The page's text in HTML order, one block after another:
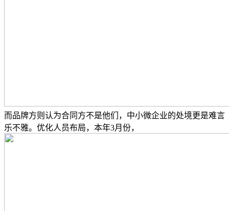
而品牌方则认为合同方不是他们，中小微企业的处境更是难言
乐不雅。优化人员布局，本年3月份，